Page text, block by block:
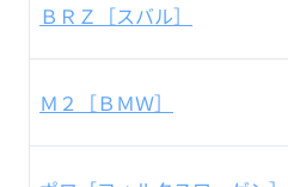
ＢＲＺ［スバル］
Ｍ２［ＢＭＷ］